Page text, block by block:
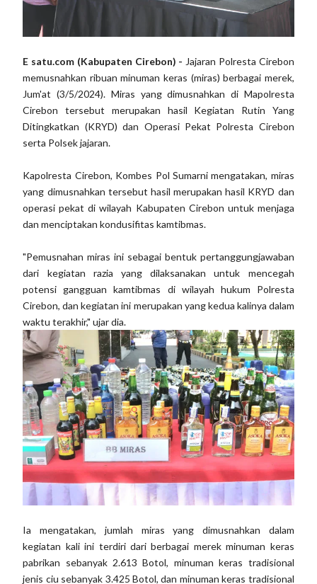
E satu.com (Kabupaten Cirebon) - Jajaran Polresta Cirebon
memusnahkan ribuan minuman keras (miras) berbagai merek,
Jum'at (3/5/2024). Miras yang dimusnahkan di Mapolresta
Cirebon tersebut merupakan hasil Kegiatan Rutin Yang
Ditingkatkan (KRYD) dan Operasi Pekat Polresta Cirebon
serta Polsek jajaran.
Kapolresta Cirebon, Kombes Pol Sumarni mengatakan, miras
yang dimusnahkan tersebut hasil merupakan hasil KRYD dan
operasi pekat di wilayah Kabupaten Cirebon untuk menjaga
dan menciptakan kondusifitas kamtibmas.
"Pemusnahan miras ini sebagai bentuk pertanggungjawaban
dari kegiatan razia yang dilaksanakan untuk mencegah
potensi gangguan kamtibmas di wilayah hukum Polresta
Cirebon, dan kegiatan ini merupakan yang kedua kalinya dalam
waktu terakhir," ujar dia.
Ia mengatakan, jumlah miras yang dimusnahkan dalam
kegiatan kali ini terdiri dari berbagai merek minuman keras
pabrikan sebanyak 2.613 Botol, minuman keras tradisional
jenis ciu sebanyak 3.425 Botol, dan minuman keras tradisional